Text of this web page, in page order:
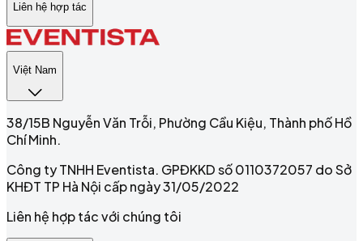
Liên hệ hợp tác
Việt Nam
38/15B Nguyễn Văn Trỗi, Phường Cầu Kiệu, Thành phố Hồ
Chí Minh.
Công ty TNHH Eventista. GPĐKKD số 0110372057 do Sở
KHĐT TP Hà Nội cấp ngày 31/05/2022
Liên hệ hợp tác với chúng tôi